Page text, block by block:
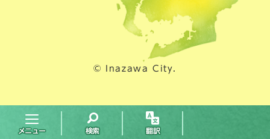
メニュー 検索 翻訳
© Inazawa City.